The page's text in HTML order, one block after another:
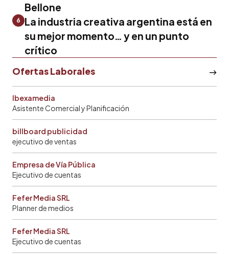
Bellone
6
La industria creativa argentina está en
su mejor momento… y en un punto
crítico
Ofertas Laborales
Ibexamedia
Asistente Comercial y Planificación
billboard publicidad
ejecutivo de ventas
Empresa de Vía Pública
Ejecutivo de cuentas
Fefer Media SRL
Planner de medios
Fefer Media SRL
Ejecutivo de cuentas